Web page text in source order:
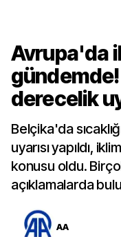
Avrupa'da
derecelik
Belçika'da
uyarısı yapıldı,
konusu oldu.
açıklamalarda
AA